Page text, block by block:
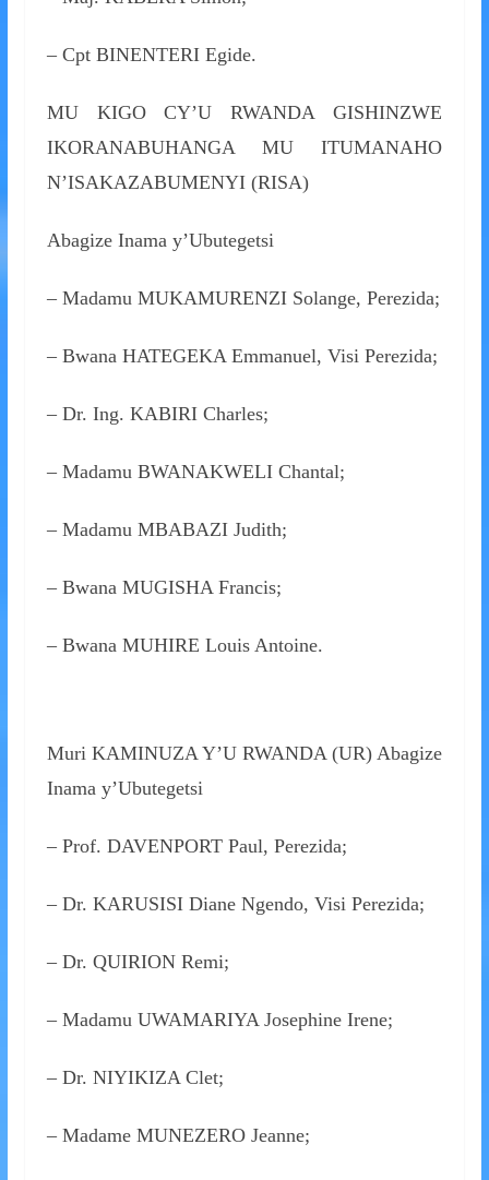
– Cpt BINENTERI Egide.
MU KIGO CY’U RWANDA GISHINZWE
IKORANABUHANGA MU ITUMANAHO
N’ISAKAZABUMENYI (RISA)
Abagize Inama y’Ubutegetsi
– Madamu MUKAMURENZI Solange, Perezida;
– Bwana HATEGEKA Emmanuel, Visi Perezida;
– Dr. Ing. KABIRI Charles;
– Madamu BWANAKWELI Chantal;
– Madamu MBABAZI Judith;
– Bwana MUGISHA Francis;
– Bwana MUHIRE Louis Antoine.
Muri KAMINUZA Y’U RWANDA (UR) Abagize
Inama y’Ubutegetsi
– Prof. DAVENPORT Paul, Perezida;
– Dr. KARUSISI Diane Ngendo, Visi Perezida;
– Dr. QUIRION Remi;
– Madamu UWAMARIYA Josephine Irene;
– Dr. NIYIKIZA Clet;
– Madame MUNEZERO Jeanne;